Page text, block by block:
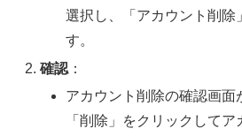
選択し、「アカウント削除
す。
確認 ：
アカウント削除の確認画面
「削除」をクリックして